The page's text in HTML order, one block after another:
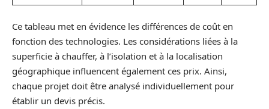
Ce tableau met en évidence les différences de coût en
fonction des technologies. Les considérations liées à la
superficie à chauffer, à l’isolation et à la localisation
géographique influencent également ces prix. Ainsi,
chaque projet doit être analysé individuellement pour
établir un devis précis.